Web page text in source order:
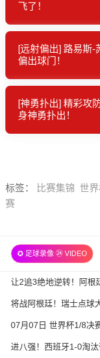
飞了！
[远射偏出] 路易斯
偏出球门！
[神勇扑出] 精彩攻
身神勇扑出！
标签 ： 比赛集锦 世
赛
✪ 足球录像 ㉔ VIDEO
让2追3绝地逆转！阿根
杀
将战阿根廷！瑞士点球
07月07日 世界杯1/8决
进八强！西班牙1-0淘